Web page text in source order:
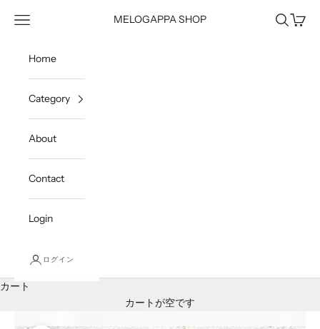
MELOGAPPA SHOP
メニュー 検索カート
Home
Category
About
Contact
Login
ログイン
カート
カートが空です